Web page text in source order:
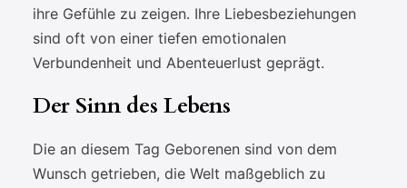
ihre Gefühle zu zeigen. Ihre Liebesbeziehungen
sind oft von einer tiefen emotionalen
Verbundenheit und Abenteuerlust geprägt.
Der Sinn des Lebens
Die an diesem Tag Geborenen sind von dem
Wunsch getrieben, die Welt maßgeblich zu